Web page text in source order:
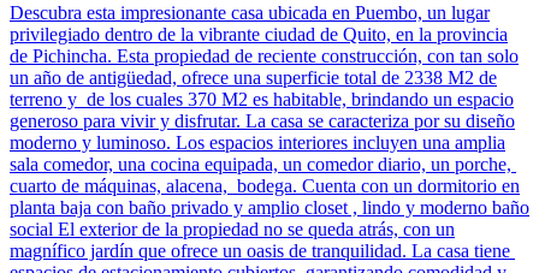
Descubra esta impresionante casa ubicada en Puembo, un lugar
privilegiado dentro de la vibrante ciudad de Quito, en la provincia
de Pichincha. Esta propiedad de reciente construcción, con tan solo
un año de antigüedad, ofrece una superficie total de 2338 M2 de
terreno y de los cuales 370 M2 es habitable, brindando un espacio
generoso para vivir y disfrutar. La casa se caracteriza por su diseño
moderno y luminoso. Los espacios interiores incluyen una amplia
sala comedor, una cocina equipada, un comedor diario, un porche,
cuarto de máquinas, alacena, bodega. Cuenta con un dormitorio en
planta baja con baño privado y amplio closet , lindo y moderno baño
social El exterior de la propiedad no se queda atrás, con un
magnífico jardín que ofrece un oasis de tranquilidad. La casa tiene